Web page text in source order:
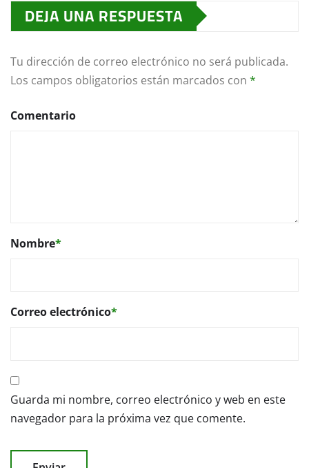
DEJA UNA RESPUESTA
Tu dirección de correo electrónico no será publicada.
Los campos obligatorios están marcados con *
Comentario
Nombre*
Correo electrónico*
Guarda mi nombre, correo electrónico y web en este
navegador para la próxima vez que comente.